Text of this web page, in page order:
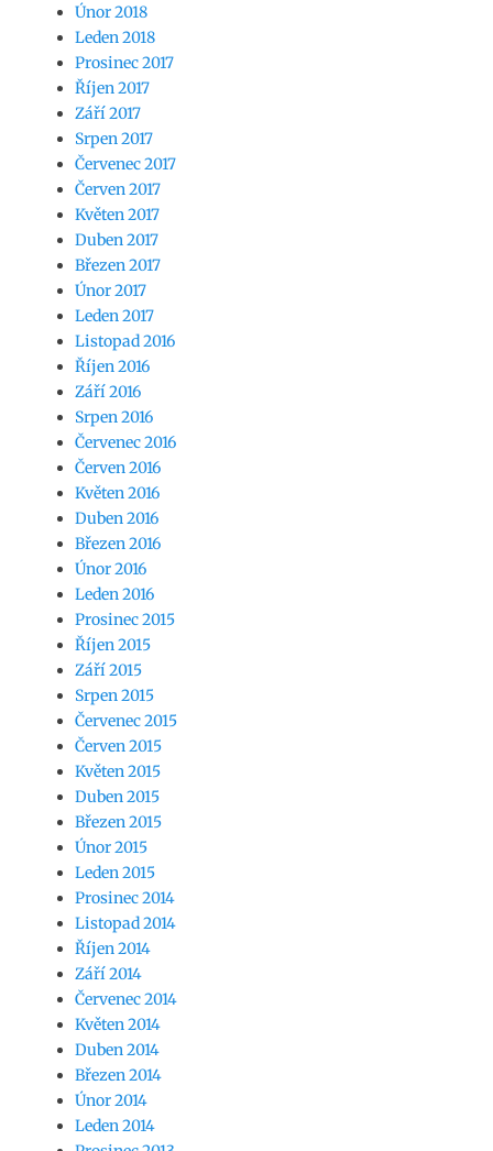
Únor 2018
Leden 2018
Prosinec 2017
Říjen 2017
Září 2017
Srpen 2017
Červenec 2017
Červen 2017
Květen 2017
Duben 2017
Březen 2017
Únor 2017
Leden 2017
Listopad 2016
Říjen 2016
Září 2016
Srpen 2016
Červenec 2016
Červen 2016
Květen 2016
Duben 2016
Březen 2016
Únor 2016
Leden 2016
Prosinec 2015
Říjen 2015
Září 2015
Srpen 2015
Červenec 2015
Červen 2015
Květen 2015
Duben 2015
Březen 2015
Únor 2015
Leden 2015
Prosinec 2014
Listopad 2014
Říjen 2014
Září 2014
Červenec 2014
Květen 2014
Duben 2014
Březen 2014
Únor 2014
Leden 2014